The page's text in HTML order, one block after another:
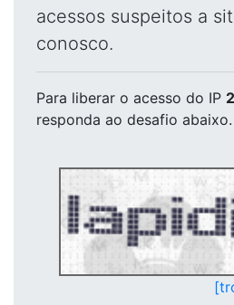
acessos suspeitos a
conosco.
Para liberar o acesso do IP
responda ao desafio abaixo.